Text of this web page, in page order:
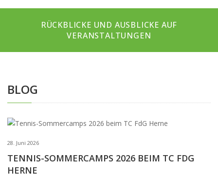
RÜCKBLICKE UND AUSBLICKE AUF
VERANSTALTUNGEN
BLOG
28. Juni 2026
TENNIS-SOMMERCAMPS 2026 BEIM TC FDG
HERNE